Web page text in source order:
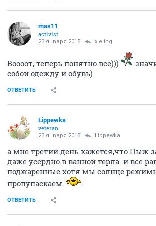
mas11
activist
23 января 2015 xieling
Воооот, теперь понятно все)))
собой одежду и обувь)
ОТВЕТИТЬ
Lippewka
veteran
23 января 2015 Lippewka
а мне третий день кажется,что Пыж
даже усердно в ванной терла .и все
поджаренные.хотя мы солнце
пропупаскаем.
ОТВЕТИТЬ